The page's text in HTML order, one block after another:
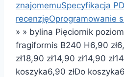
znajomemuSpecyfikacja
recenzjęOprogramowanie
» » bylina Pięciornik
fragiformis B240 H6,90 zł
zł18,90 zł14,90 zł14,90 zł
koszyka6,90 złDo koszyka